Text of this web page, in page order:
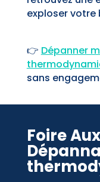
exploser votre
👉 Dépanner
sans
Foire